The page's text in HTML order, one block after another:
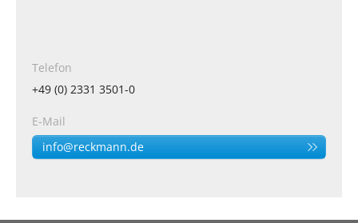
Telefon
+49 (0) 2331 3501-0
E-Mail
info@reckmann.de